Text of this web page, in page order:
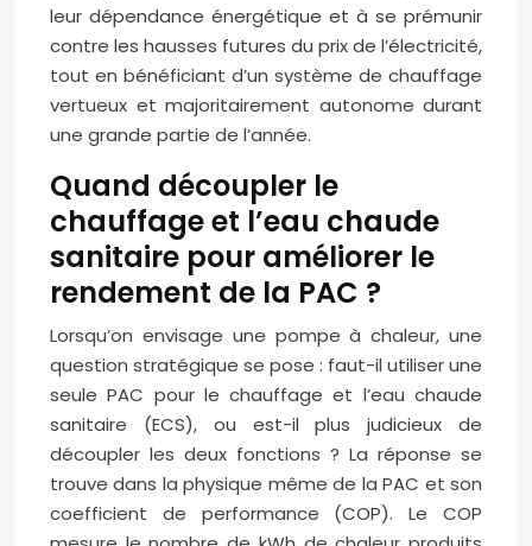
leur dépendance énergétique et à se prémunir
contre les hausses futures du prix de l’électricité,
tout en bénéficiant d’un système de chauffage
vertueux et majoritairement autonome durant
une grande partie de l’année.
Quand découpler le
chauffage et l’eau chaude
sanitaire pour améliorer le
rendement de la PAC ?
Lorsqu’on envisage une pompe à chaleur, une
question stratégique se pose : faut-il utiliser une
seule PAC pour le chauffage et l’eau chaude
sanitaire (ECS), ou est-il plus judicieux de
découpler les deux fonctions ? La réponse se
trouve dans la physique même de la PAC et son
coefficient de performance (COP). Le COP